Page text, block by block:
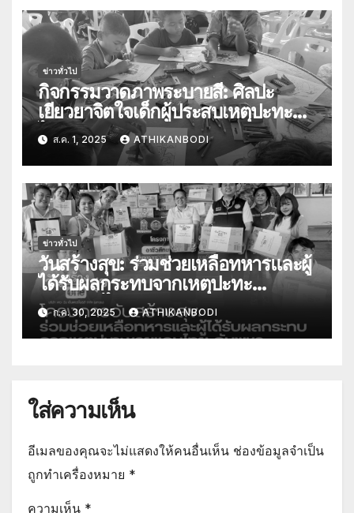
ข่าวทั่วไป
กิจกรรมวาดภาพระบายสี: ศิลปะ
เยียวยาจิตใจเด็กผู้ประสบเหตุปะทะ
ไทย-กัมพูชา
ส.ค. 1, 2025 ATHIKANBODI
ข่าวทั่วไป
วันสร้างสุข: ร่วมช่วยเหลือทหารและผู้
ได้รับผลกระทบจากเหตุปะทะ
ชายแดนไทย-กัมพูชา
ก.ค. 30, 2025 ATHIKANBODI
ใส่ความเห็น
อีเมลของคุณจะไม่แสดงให้คนอื่นเห็น ช่องข้อมูลจำเป็น
ถูกทำเครื่องหมาย *
ความเห็น *